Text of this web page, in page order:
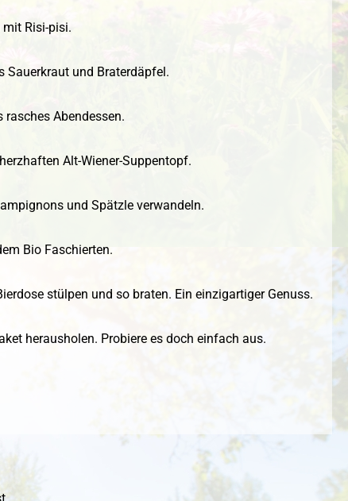
Risi-pisi.
Sauerkraut und Braterdäpfel.
Abendessen.
Alt-Wiener-Suppentopf.
und Spätzle verwandeln.
Bio Faschierten.
stülpen und so braten. Ein einzigartiger Genuss.
herausholen. Probiere es doch einfach aus.